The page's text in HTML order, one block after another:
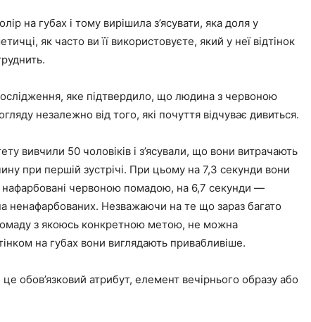
на губах і тому вирішила з’ясувати, яка доля у
як часто ви її використовуєте, який у неї відтінок
яке підтвердило, що людина з червоною
незалежно від того, які почуття відчуває дивиться.
вивчили 50 чоловіків і з’ясували, що вони витрачають
при першій зустрічі. При цьому на 7,3 секунди вони
нафарбовані червоною помадою, на 6,7 секунди —
ненафарбованих. Незважаючи на те що зараз багато
з якоюсь конкретною метою, не можна
на губах вони виглядають привабливіше.
обов’язковий атрибут, елемент вечірнього образу або